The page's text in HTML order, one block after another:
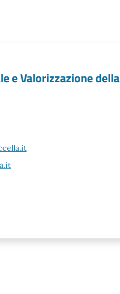
e Valorizzazione della